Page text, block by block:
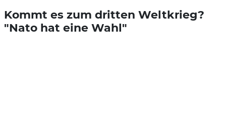
Kommt es zum dritten Weltkrieg?
"Nato hat eine Wahl"